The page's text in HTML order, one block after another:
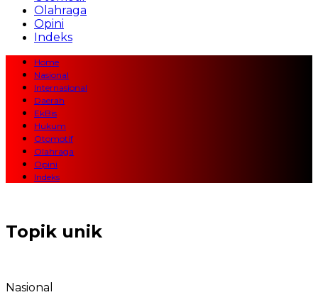
Olahraga
Opini
Indeks
Home
Nasional
Internasional
Daerah
EkBis
Hukum
Otomotif
Olahraga
Opini
Indeks
Topik unik
Nasional